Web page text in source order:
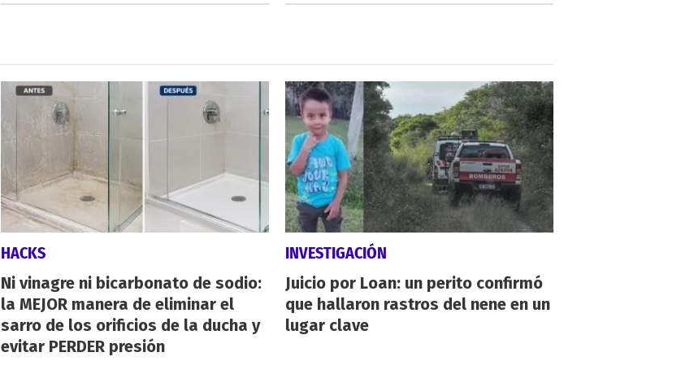
HACKS
Ni vinagre ni bicarbonato de sodio:
la MEJOR manera de eliminar el
sarro de los orificios de la ducha y
evitar PERDER presión
INVESTIGACIÓN
Juicio por Loan: un perito confirmó
que hallaron rastros del nene en un
lugar clave